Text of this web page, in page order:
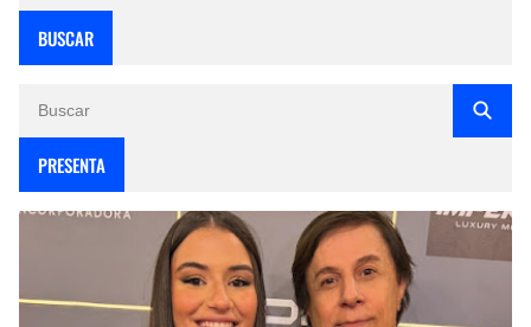
BUSCAR
PRESENTA